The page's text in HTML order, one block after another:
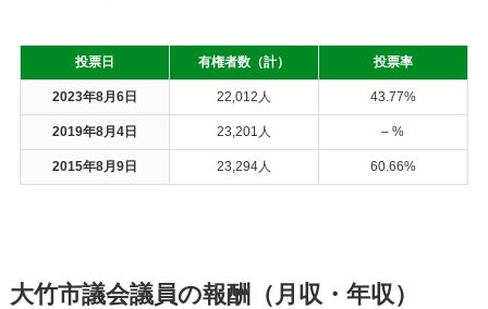
投票日 有権者数（計） 投票率
2023年8月6日 22,012人 43.77%
2019年8月4日 23,201人 – %
2015年8月9日 23,294人 60.66%
大竹市議会議員の報酬（月収・年収）